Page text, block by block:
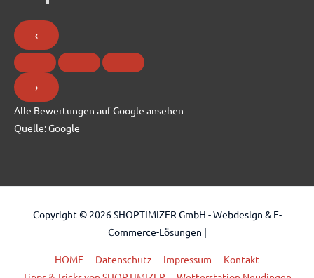
‹
›
Alle Bewertungen auf Google ansehen
Quelle:Google
Copyright © 2026SHOPTIMIZER GmbH - Webdesign & E-
Commerce-Lösungen |
HOME Datenschutz Impressum
Kontakt